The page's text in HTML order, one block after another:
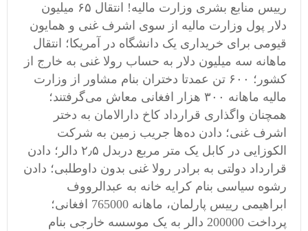
رییس منابع بشری وزارت مالیه! انتقال ۶۵ میلیون
دلار پول وزارت مالیه از سوی اشرف غنی و همایون
قیومی برای خریداری یک دانشگاه در آمریکا؛ انتقال
ماهانه سه میلیون دلار به حساب رولا غنی به خارج از
کشور؛ ۶۰۰ تن عمدتا دختران بنام مشاور از وزارت
مالیه ماهانه ۳۰۰ هزار افغانی معاش می‌گرفتند؛
همچنان واگذاری قرارداد کاخ دارالامان به دختر
اشرف غنی؛ دادن ده‌ها جریب زمین به شرکت
الکوزایی در کابل یک متر مربع دربدل ۲٫۵ دالر؛ دادن
قرارداد دولتی به برادر رولا غنی بدون داوطلبی؛ دادن
رشوه سیاسی بنام کرایه خانه به عبدالرووف
ابراهیمی رییس پارلمان، ماهانه 765000 افغانی؛
پرداخت 200000 دالر به یک موسسه خارجی بنام